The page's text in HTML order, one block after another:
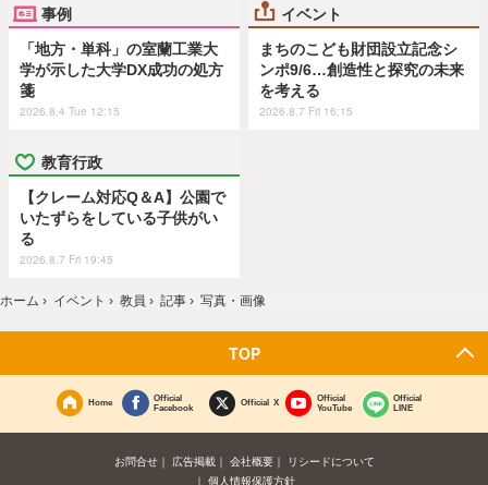
事例
「地方・単科」の室蘭工業大
学が示した大学DX成功の処方
箋
2026.8.4 Tue 12:15
イベント
まちのこども財団設立記念シ
ンポ9/6…創造性と探究の未来
を考える
2026.8.7 Fri 16:15
教育行政
【クレーム対応Q＆A】公園で
いたずらをしている子供がい
る
2026.8.7 Fri 19:45
ホーム › イベント › 教員 › 記事 › 写真・画像
TOP
Home
Official
Facebook
Official X
Official
YouTube
Official
LINE
お問合せ 広告掲載 会社概要
リシードについて
個人情報保護方針